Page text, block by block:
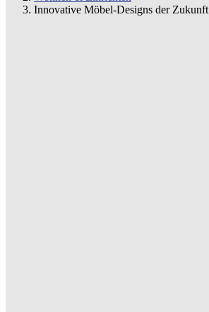
Innovative Möbel-Designs der Zukunft